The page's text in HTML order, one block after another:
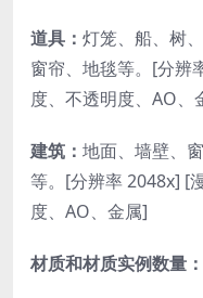
道具： 灯笼、船、树
窗帘、地毯等。[分辨
度、不透明度、AO、
建筑： 地面、墙壁、
等。[分辨率 2048x] [
度、AO、金属]
材质和材质实例数量：